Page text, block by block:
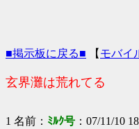
■掲示板に戻る■ 【 モバイ
玄界灘は荒れてる
1 名前： ﾐﾙｸ号 ：07/11/10